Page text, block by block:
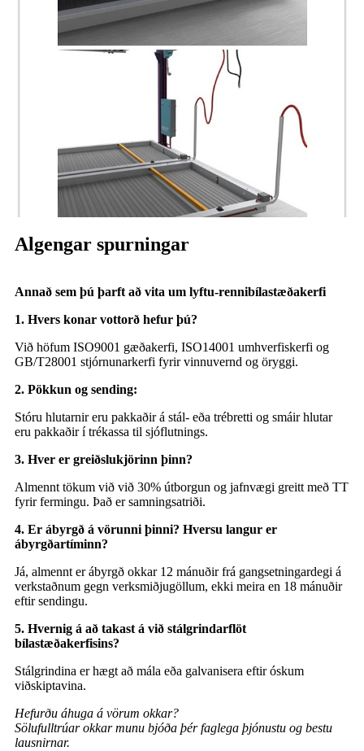
Algengar spurningar
Annað sem þú þarft að vita um lyftu-rennibílastæðakerfi
1. Hvers konar vottorð hefur þú?
Við höfum ISO9001 gæðakerfi, ISO14001 umhverfiskerfi og
GB/T28001 stjórnunarkerfi fyrir vinnuvernd og öryggi.
2. Pökkun og sending:
Stóru hlutarnir eru pakkaðir á stál- eða trébretti og smáir hlutar
eru pakkaðir í trékassa til sjóflutnings.
3. Hver er greiðslukjörinn þinn?
Almennt tökum við við 30% útborgun og jafnvægi greitt með TT
fyrir fermingu. Það er samningsatriði.
4. Er ábyrgð á vörunni þinni? Hversu langur er
ábyrgðartíminn?
Já, almennt er ábyrgð okkar 12 mánuðir frá gangsetningardegi á
verkstaðnum gegn verksmiðjugöllum, ekki meira en 18 mánuðir
eftir sendingu.
5. Hvernig á að takast á við stálgrindarflöt
bílastæðakerfisins?
Stálgrindina er hægt að mála eða galvanisera eftir óskum
viðskiptavina.
Hefurðu áhuga á vörum okkar?
Sölufulltrúar okkar munu bjóða þér faglega þjónustu og bestu
lausnirnar.